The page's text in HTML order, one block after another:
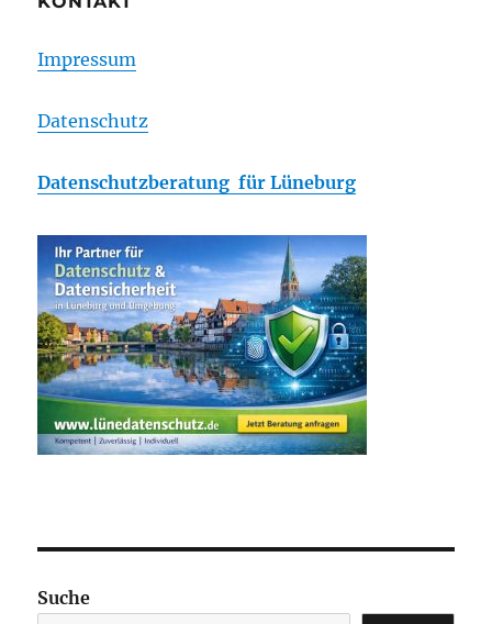
Impressum
Datenschutz
Datenschutzberatung für Lüneburg
Suche